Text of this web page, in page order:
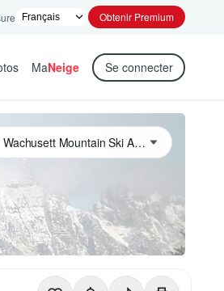
Obtenir Premium
MaNeige Se connecter